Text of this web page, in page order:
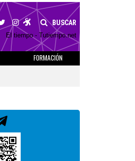
BUSCAR
El tiempo - Tutiempo.net
FORMACIÓN